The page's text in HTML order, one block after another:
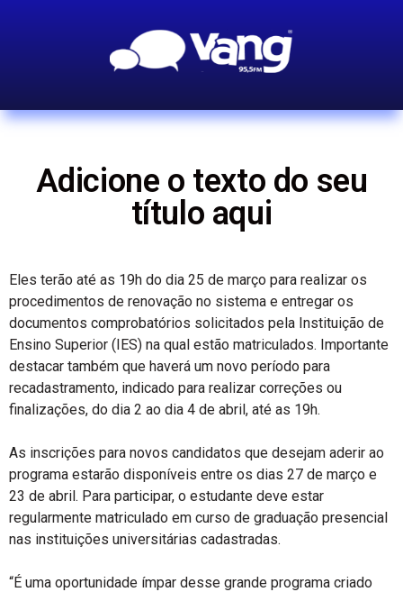
Adicione o texto do seu
título aqui
Eles terão até as 19h do dia 25 de março para realizar os
procedimentos de renovação no sistema e entregar os
documentos comprobatórios solicitados pela Instituição de
Ensino Superior (IES) na qual estão matriculados. Importante
destacar também que haverá um novo período para
recadastramento, indicado para realizar correções ou
finalizações, do dia 2 ao dia 4 de abril, até as 19h.
As inscrições para novos candidatos que desejam aderir ao
programa estarão disponíveis entre os dias 27 de março e
23 de abril. Para participar, o estudante deve estar
regularmente matriculado em curso de graduação presencial
nas instituições universitárias cadastradas.
“É uma oportunidade ímpar desse grande programa criado